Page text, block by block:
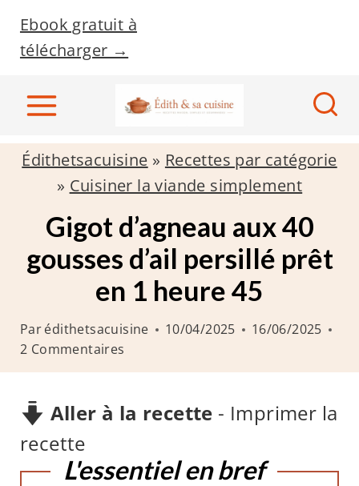
a
Ebook gratuit à
télécharger →
Édithetsacuisine » Recettes par catégorie
» Cuisiner la viande simplement
Gigot d’agneau aux 40
gousses d’ail persillé prêt
en 1 heure 45
Parédithetsacuisine 10/04/2025
16/06/2025
2 Commentaires
Aller à la recette - Imprimer la
recette
L'essentiel en bref